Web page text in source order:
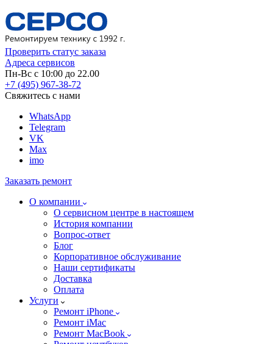
Проверить статус заказа
Адреса сервисов
Пн-Вс с 10:00 до 22.00
+7 (495) 967-38-72
Свяжитесь с нами
WhatsApp
Telegram
VK
Max
imo
Заказать ремонт
О компании
О сервисном центре в настоящем
История компании
Вопрос-ответ
Блог
Корпоративное обслуживание
Наши сертификаты
Доставка
Оплата
Услуги
Ремонт iPhone
Ремонт iMac
Ремонт MacBook